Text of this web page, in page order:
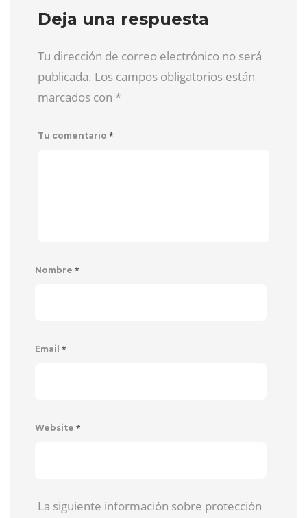
Deja una respuesta
Tu dirección de correo electrónico no será
publicada. Los campos obligatorios están
marcados con *
Tu comentario *
Nombre *
Email *
Website *
La siguiente información sobre protección